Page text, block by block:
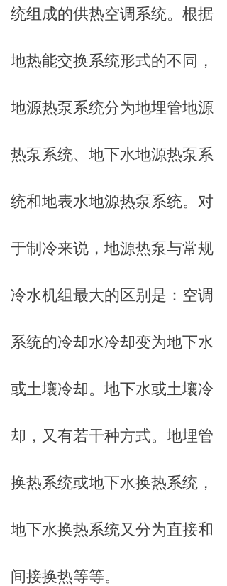
统组成的供热空调系统。根据
地热能交换系统形式的不同，
地源热泵系统分为地埋管地源
热泵系统、地下水地源热泵系
统和地表水地源热泵系统。对
于制冷来说，地源热泵与常规
冷水机组最大的区别是：空调
系统的冷却水冷却变为地下水
或土壤冷却。地下水或土壤冷
却，又有若干种方式。地埋管
换热系统或地下水换热系统，
地下水换热系统又分为直接和
间接换热等等。